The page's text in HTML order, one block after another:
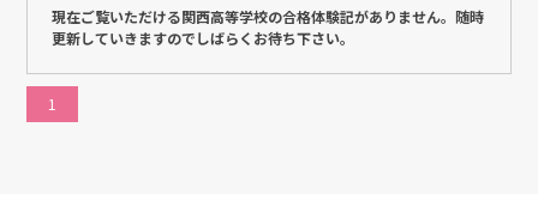
現在ご覧いただける関西高等学校の合格体験記がありません。随時
更新していきますのでしばらくお待ち下さい。
1